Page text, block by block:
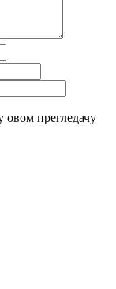
овом прегледачу